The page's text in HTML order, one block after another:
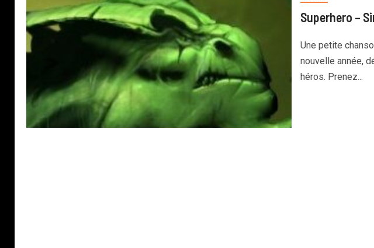
Superhero –
Une petite
nouvelle année,
héros. Prenez...